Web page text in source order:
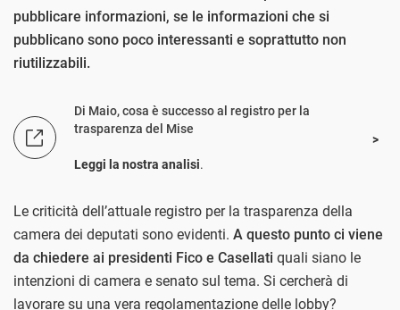
pubblicare informazioni, se le informazioni che si
pubblicano sono poco interessanti e soprattutto non
riutilizzabili.
Di Maio, cosa è successo al registro per la
trasparenza del Mise
Leggi la nostra analisi.
Le criticità dell’attuale registro per la trasparenza della
camera dei deputati sono evidenti. A questo punto ci viene
da chiedere ai presidenti Fico e Casellati quali siano le
intenzioni di camera e senato sul tema. Si cercherà di
lavorare su una vera regolamentazione delle lobby?